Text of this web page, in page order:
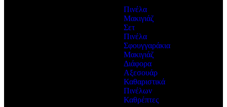
Πινέλα
Μακιγιάζ
Σετ
Πινέλα
Σφουγγαράκια
Μακιγιάζ
Διάφορα
Αξεσουάρ
Καθαριστικά
Πινέλων
Καθρέπτες